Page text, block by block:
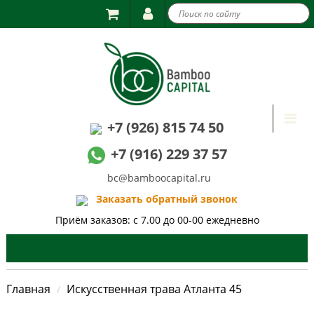
+7 (926) 815 74 50
+7 (916) 229 37 57
bc@bamboocapital.ru
Заказать обратный звонок
Приём заказов: с 7.00 до 00-00 ежедневно
Главная Искусственная трава Атланта 45